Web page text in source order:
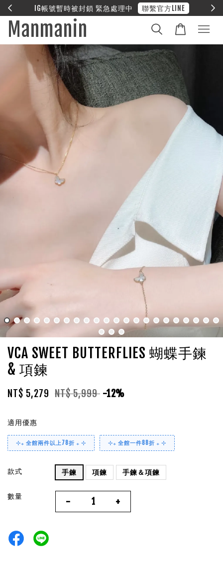
❤︎ 全館滿兩萬享免運
Manmanin
VCA SWEET BUTTERFLIES 蝴蝶手鍊
& 項鍊
NT$ 5,279 NT$ 5,999 -12%
適用優惠
⊹₊ 全館兩件以上78折 ₊ ⊹ ⊹₊ 全館一件88折 ₊ ⊹
款式 手鍊 項鍊 手鍊＆項鍊
數量 - +